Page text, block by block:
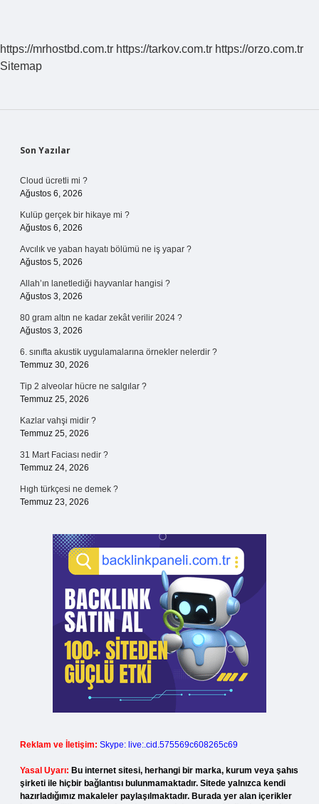
https://mrhostbd.com.tr https://tarkov.com.tr https://orzo.com.tr
Sitemap
Sidebar
Son Yazılar
Cloud ücretli mi ?
Ağustos 6, 2026
Kulüp gerçek bir hikaye mi ?
Ağustos 6, 2026
Avcılık ve yaban hayatı bölümü ne iş yapar ?
Ağustos 5, 2026
Allah’ın lanetlediği hayvanlar hangisi ?
Ağustos 3, 2026
80 gram altın ne kadar zekât verilir 2024 ?
Ağustos 3, 2026
6. sınıfta akustik uygulamalarına örnekler nelerdir ?
Temmuz 30, 2026
Tip 2 alveolar hücre ne salgılar ?
Temmuz 25, 2026
Kazlar vahşi midir ?
Temmuz 25, 2026
31 Mart Faciası nedir ?
Temmuz 24, 2026
Hıgh türkçesi ne demek ?
Temmuz 23, 2026
Reklam ve İletişim: Skype: live:.cid.575569c608265c69
Yasal Uyarı: Bu internet sitesi, herhangi bir marka, kurum veya şahıs
şirketi ile hiçbir bağlantısı bulunmamaktadır. Sitede yalnızca kendi
hazırladığımız makaleler paylaşılmaktadır. Burada yer alan içerikler